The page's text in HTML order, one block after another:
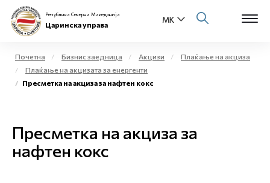
За нас
Бизнис заедница
Република Северна Македонија
Царинска управа
Почетна Бизнис заедница Акцизи
Плаќање на акциза
Плаќање на акцизата за енергенти
Пресметка на акциза за нафтен кокс
Пресметка на акциза за
нафтен кокс